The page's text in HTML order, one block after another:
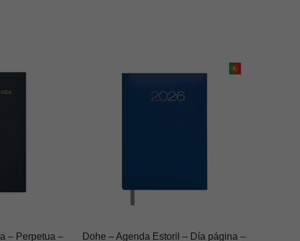
– Perpetua – Dohe – Agenda Estoril – Día página –